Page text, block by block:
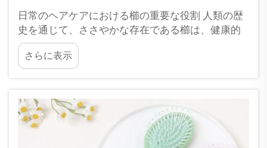
日常のヘアケアにおける櫛の重要な役割 人類の歴
史を通じて、ささやかな存在である櫛は、健康的
で整った髪を保つための不可欠な道具として常に
存在してきました。古代文明から現代に至るま
で、このシンプルでありながら効果的な道具は...
さらに表示